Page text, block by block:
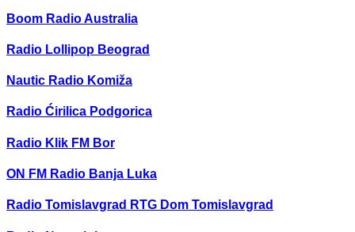
Boom Radio Australia
Radio Lollipop Beograd
Nautic Radio Komiža
Radio Ćirilica Podgorica
Radio Klik FM Bor
ON FM Radio Banja Luka
Radio Tomislavgrad RTG Dom Tomislavgrad